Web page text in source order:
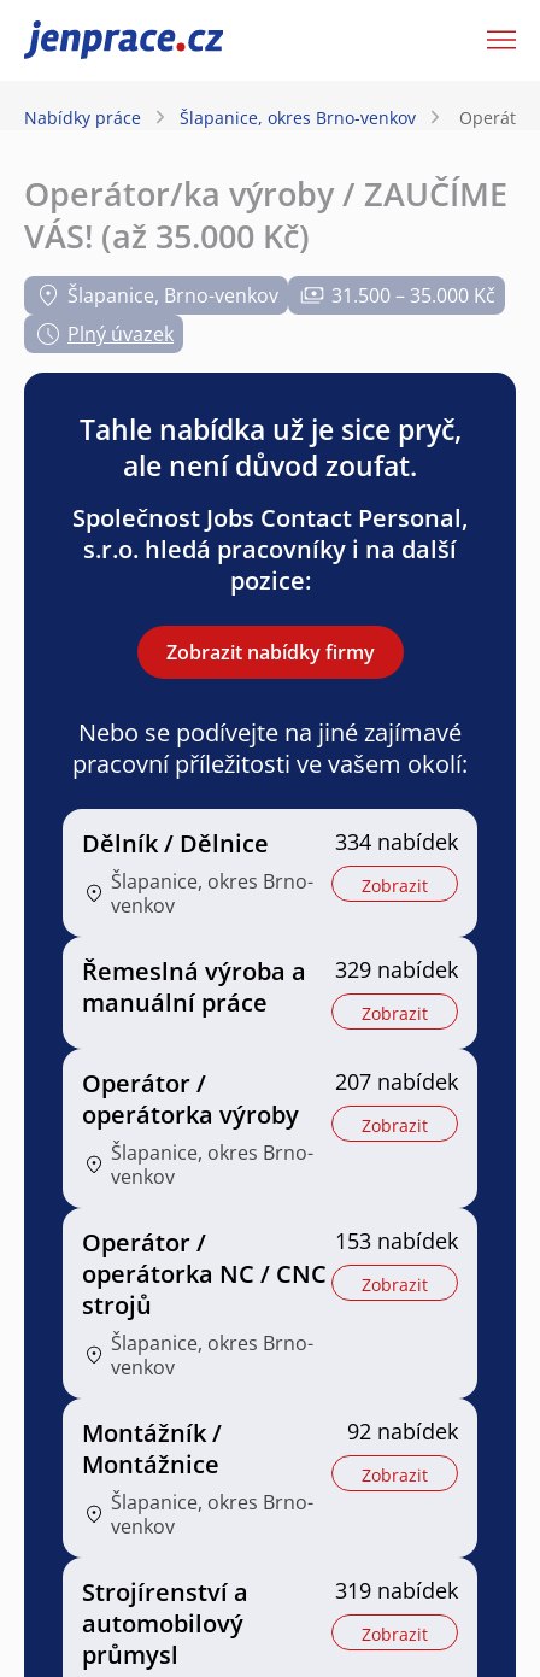
JenPráce.cz
Nabídky práce Šlapanice, okres Brno-venkov Operátor/
Operátor/ka výroby / ZAUČÍME
VÁS! (až 35.000 Kč)
Šlapanice, Brno-venkov
31.500 – 35.000 Kč
Plný úvazek
Tahle nabídka už je sice pryč,
ale není důvod zoufat.
Společnost Jobs Contact Personal,
s.r.o. hledá pracovníky i na další
pozice:
Zobrazit nabídky firmy
Nebo se podívejte na jiné zajímavé
pracovní příležitosti ve vašem okolí:
Dělník / Dělnice
Šlapanice, okres Brno-
venkov
334 nabídek
Zobrazit
Řemeslná výroba a
manuální práce
329 nabídek
Zobrazit
Operátor /
operátorka výroby
Šlapanice, okres Brno-
venkov
207 nabídek
Zobrazit
Operátor /
operátorka NC / CNC
strojů
Šlapanice, okres Brno-
venkov
153 nabídek
Zobrazit
Montážník /
Montážnice
Šlapanice, okres Brno-
venkov
92 nabídek
Zobrazit
Strojírenství a
automobilový
průmysl
319 nabídek
Zobrazit